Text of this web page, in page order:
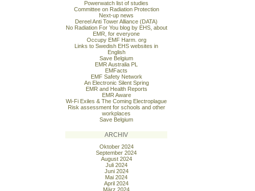
Powerwatch list of studies
Committee on Radiation Protection
Next-up news
Dereel Anti Tower Alliance (DATA)
No Radiation For You blog by EHS, about
EMR, for everyone
Occupy EMF Harm. org
Links to Swedish EHS websites in
English
Save Belgium
EMR Australia PL
EMFacts
EMF Safety Network
An Electronic Silent Spring
EMR and Health Reports
EMR Aware
Wi-Fi Exiles & The Coming Electroplague
Risk assessment for schools and other
workplaces
Save Belgium
ARCHIV
Oktober 2024
September 2024
August 2024
Juli 2024
Juni 2024
Mai 2024
April 2024
März 2024